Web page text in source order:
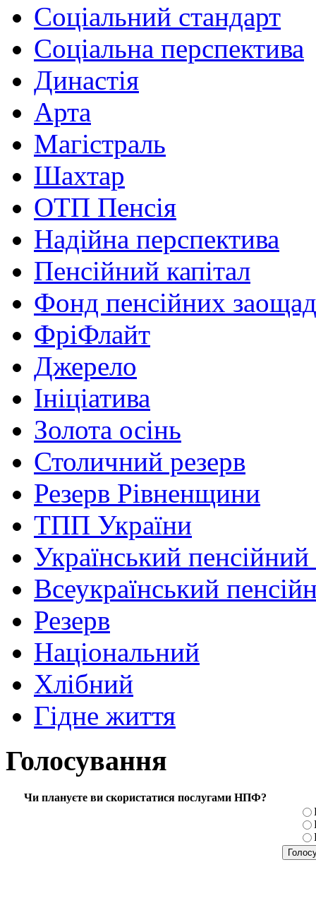
Соціальний стандарт
Соціальна перспектива
Династія
Арта
Магістраль
Шахтар
ОТП Пенсія
Надійна перспектива
Пенсійний капітал
Фонд пенсійних
ФріФлайт
Джерело
Ініціатива
Золота осінь
Столичний резерв
Резерв Рівненщини
ТПП України
Український
Всеукраїнський
Резерв
Національний
Хлібний
Гідне життя
Голосування
Чи плануєте ви скористатися послугами НПФ?